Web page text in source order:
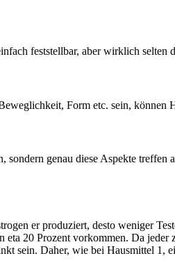
feststellbar, aber wirklich selten
Form etc. sein, können
sondern genau diese Aspekte
er produziert, desto weniger
20 Prozent vorkommen. Da
sein. Daher, wie bei Hausmittel 1,